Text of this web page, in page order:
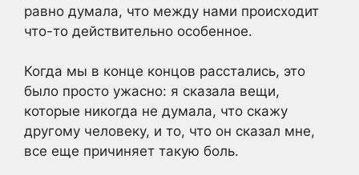
равно думала, что между нами происходит
что-то действительно особенное.
Когда мы в конце концов расстались, это
было просто ужасно: я сказала вещи,
которые никогда не думала, что скажу
другому человеку, и то, что он сказал мне,
все еще причиняет такую боль.